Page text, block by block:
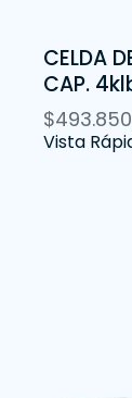
CELDA
CAP.
$493.850
Vista